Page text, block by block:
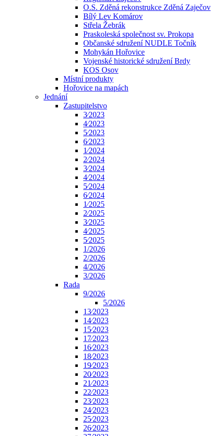
O.S. Zděná rekonstrukce Zděná Zaječov
Bílý Lev Komárov
Střela Žebrák
Praskoleská společnost sv. Prokopa
Občanské sdružení NUDLE Točník
Mohykán Hořovice
Vojenské historické sdružení Brdy
KOS Osov
Místní produkty
Hořovice na mapách
Jednání
Zastupitelstvo
3⁄2023
4⁄2023
5⁄2023
6⁄2023
1⁄2024
2⁄2024
3⁄2024
4⁄2024
5⁄2024
6⁄2024
1⁄2025
2⁄2025
3⁄2025
4⁄2025
5⁄2025
1/2026
2/2026
4/2026
3/2026
Rada
9/2026
5/2026
13⁄2023
14⁄2023
15⁄2023
17⁄2023
16⁄2023
18⁄2023
19⁄2023
20⁄2023
21⁄2023
22⁄2023
23⁄2023
24⁄2023
25⁄2023
26⁄2023